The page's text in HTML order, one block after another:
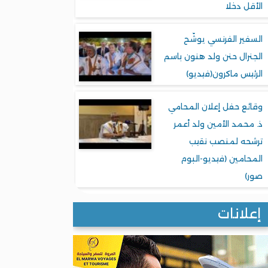
الأقل دخلا
السفير الفرنسي يوشّح
الجنرال حنن ولد هنون باسم
الرئيس ماكرون(فيديو)
وقائع حفل إعلان المحامي
ذ. محمد الأمين ولد أعمر
ترشحه لمنصب نقيب
المحامين (فيديو-البوم
صور)
إعلانات